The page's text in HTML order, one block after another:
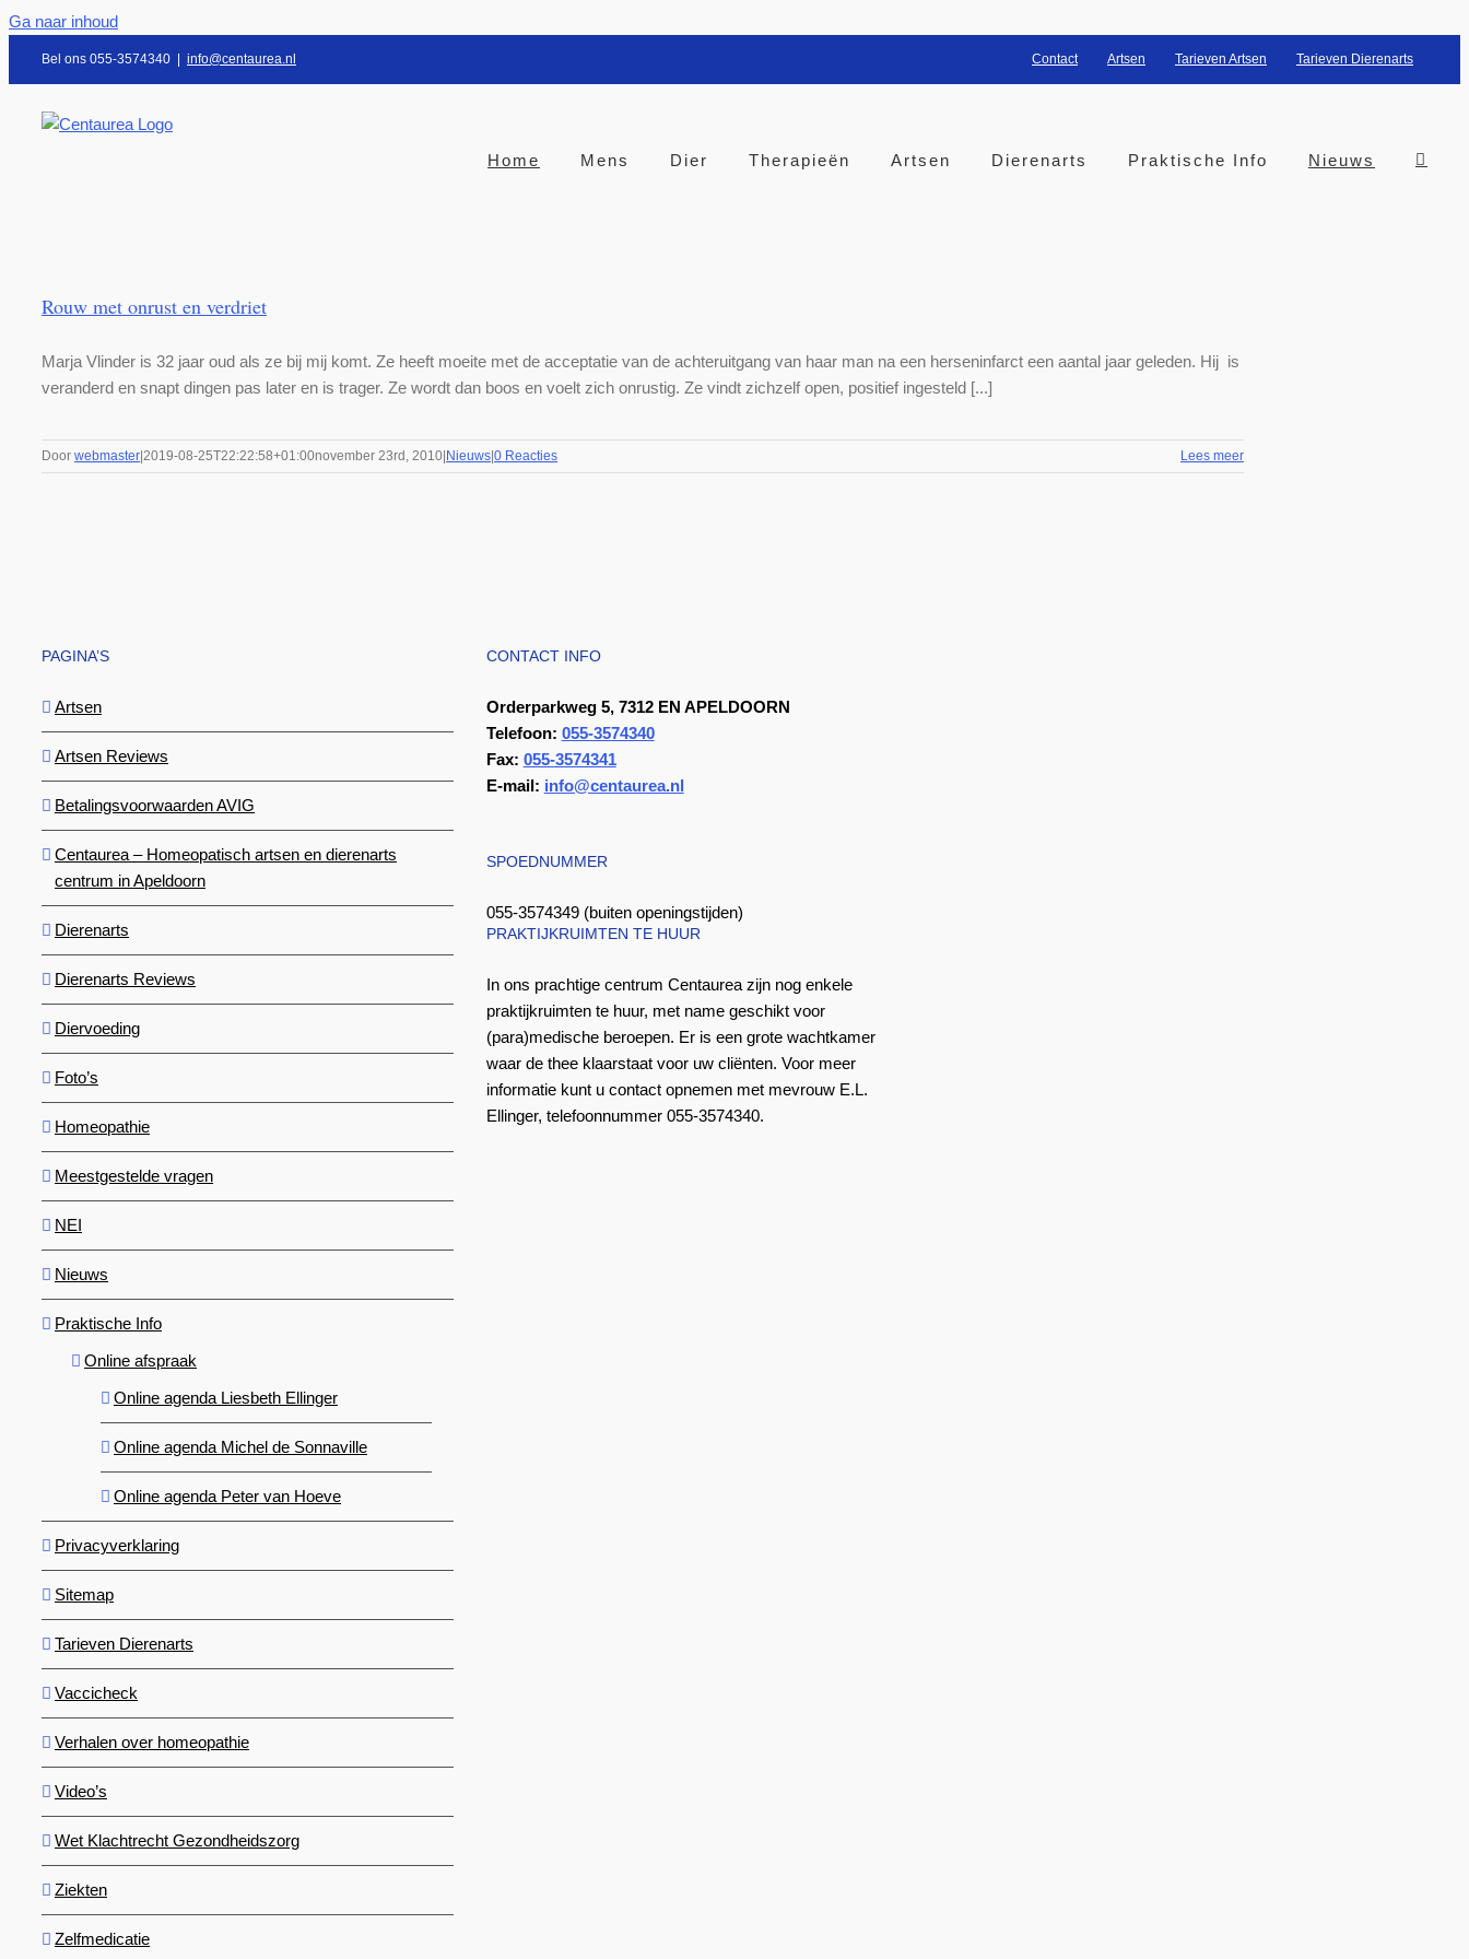
Ga naar inhoud
Bel ons 055-3574340 info@centaurea.nl Contact Artsen Tarieven Artsen Tarieven Dierenarts
Home Mens Dier Therapieën Artsen Dierenarts Praktische Info Nieuws
Rouw met onrust en verdriet
Marja Vlinder is 32 jaar oud als ze bij mij komt. Ze heeft moeite met de acceptatie van de achteruitgang van haar man na een herseninfarct een aantal jaar geleden. Hij is
veranderd en snapt dingen pas later en is trager. Ze wordt dan boos en voelt zich onrustig. Ze vindt zichzelf open, positief ingesteld [...]
Door webmaster 2019-08-25T22:22:58+01:00november 23rd, 2010 Nieuws 0 Reacties Lees meer
PAGINA’S
Artsen
Artsen Reviews
Betalingsvoorwaarden AVIG
Centaurea – Homeopatisch artsen en dierenarts
centrum in Apeldoorn
Dierenarts
Dierenarts Reviews
Diervoeding
Foto’s
Homeopathie
Meestgestelde vragen
NEI
Nieuws
Praktische Info
Online afspraak
Online agenda Liesbeth Ellinger
Online agenda Michel de Sonnaville
Online agenda Peter van Hoeve
Privacyverklaring
Sitemap
Tarieven Dierenarts
Vaccicheck
Verhalen over homeopathie
Video’s
Wet Klachtrecht Gezondheidszorg
Ziekten
Zelfmedicatie
CONTACT INFO
Orderparkweg 5, 7312 EN APELDOORN
Telefoon: 055-3574340
Fax: 055-3574341
E-mail: info@centaurea.nl
SPOEDNUMMER
055-3574349 (buiten openingstijden)
PRAKTIJKRUIMTEN TE HUUR
In ons prachtige centrum Centaurea zijn nog enkele
praktijkruimten te huur, met name geschikt voor
(para)medische beroepen. Er is een grote wachtkamer
waar de thee klaarstaat voor uw cliënten. Voor meer
informatie kunt u contact opnemen met mevrouw E.L.
Ellinger, telefoonnummer 055-3574340.